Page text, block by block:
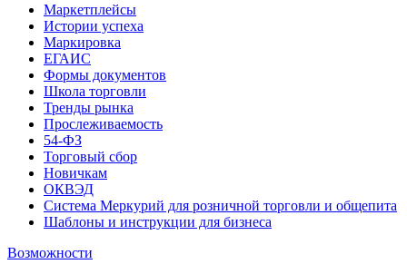
Маркетплейсы
Истории успеха
Маркировка
ЕГАИС
Формы документов
Школа торговли
Тренды рынка
Прослеживаемость
54-ФЗ
Торговый сбор
Новичкам
ОКВЭД
Система Меркурий для розничной торговли и общепита
Шаблоны и инструкции для бизнеса
Возможности